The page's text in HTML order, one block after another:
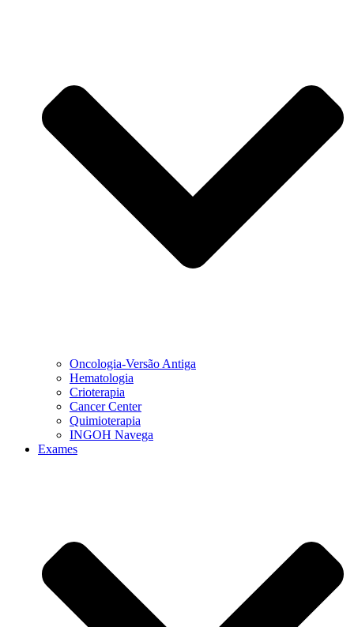
Oncologia-Versão Antiga
Hematologia
Crioterapia
Cancer Center
Quimioterapia
INGOH Navega
Exames